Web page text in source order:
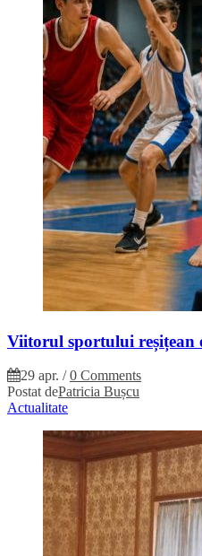
Viitorul sportului reșițean
29 apr. / 0 Comments
Postat dePatricia Bușcu
Actualitate